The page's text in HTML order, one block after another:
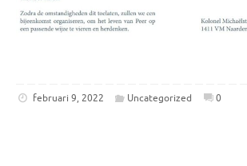
februari 9, 2022 Uncategorized 0